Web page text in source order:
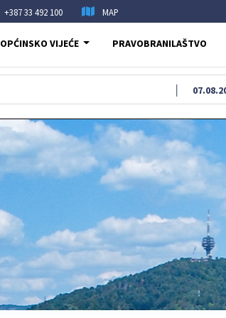
+387 33 492 100 MAP
OPĆINSKO VIJEĆE PRAVOBRANILAŠTVO